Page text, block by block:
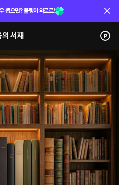
뽑으면? 플링이 와르르!
의 서재